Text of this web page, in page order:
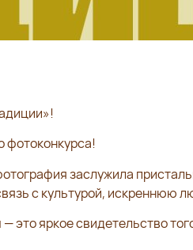
фотоконкурса!
заслужила
с культурой, искреннюю
это яркое свидетельство